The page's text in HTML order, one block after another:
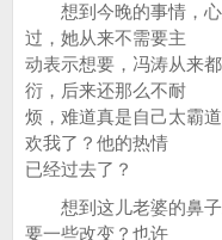
想到今晚的事情，心
过，她从来不需要主
动表示想要，冯涛从来
衍，后来还那么不耐
烦，难道真是自己太霸
欢我了？他的热情
已经过去了？
想到这儿老婆的鼻子
要一些改变？也许